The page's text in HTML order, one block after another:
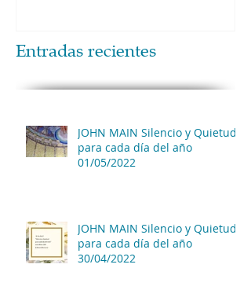
Entradas recientes
JOHN MAIN Silencio y Quietud
para cada día del año
01/05/2022
JOHN MAIN Silencio y Quietud
para cada día del año
30/04/2022